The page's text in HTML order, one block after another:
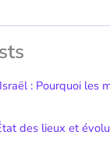
: Pourquoi les
des lieux et